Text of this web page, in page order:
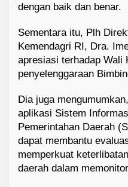
dengan baik dan benar.
Sementara itu, Plh
Kemendagri RI, Dra.
apresiasi terhadap Wali
penyelenggaraan
Dia juga
aplikasi Sistem
Pemerintahan Daerah
dapat membantu
memperkuat
daerah dalam